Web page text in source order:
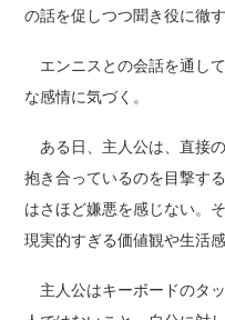
の話を促しつつ聞き役に徹す
エンニスとの会話を通し
な感情に気づく。
ある日、主人公は、直接
抱き合っているのを目撃す
はさほど嫌悪を感じない。
現実的すぎる価値観や生活
主人公はキーボードのタ